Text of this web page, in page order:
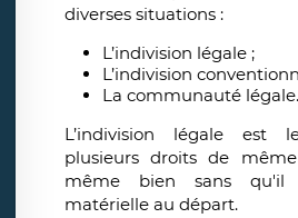
diverses situations :
L’indivision légale ;
L’indivision
La communauté légale.
L’indivision légale est
plusieurs droits de
même bien sans
matérielle au départ.